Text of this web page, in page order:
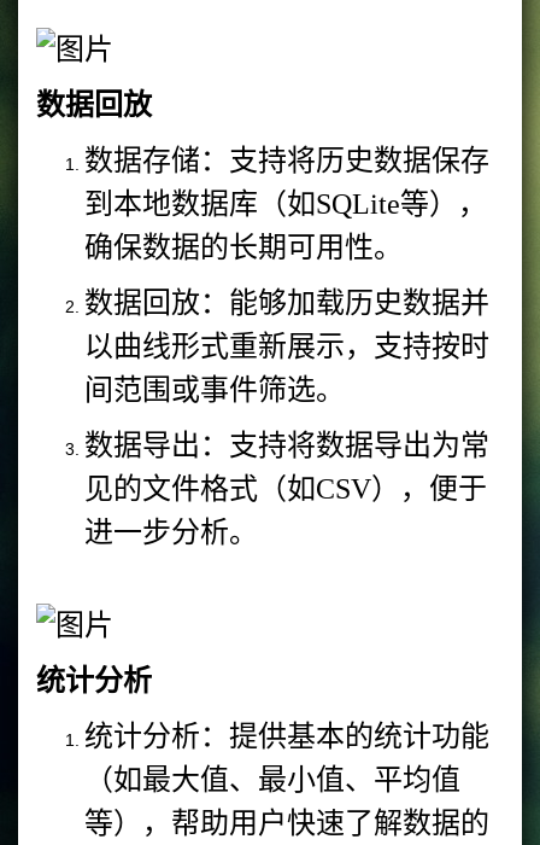
数据回放
数据存储：支持将历史数据保存
到本地数据库（如SQLite等），
确保数据的长期可用性。
数据回放：能够加载历史数据并
以曲线形式重新展示，支持按时
间范围或事件筛选。
数据导出：支持将数据导出为常
见的文件格式（如CSV），便于
进一步分析。
统计分析
统计分析：提供基本的统计功能
（如最大值、最小值、平均值
等），帮助用户快速了解数据的